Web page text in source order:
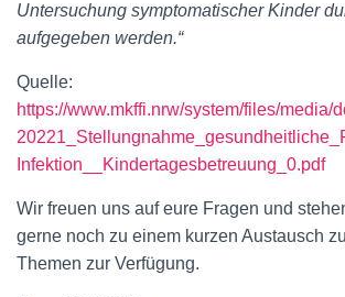
Untersuchung symptomatischer Kinder
aufgegeben werden.“
Quelle:
https://www.mkffi.nrw/system/files/media/
Infektion__Kindertagesbetreuung_0.pdf
Wir freuen uns auf eure Fragen und
gerne noch zu einem kurzen Austausch
Themen zur Verfügung.